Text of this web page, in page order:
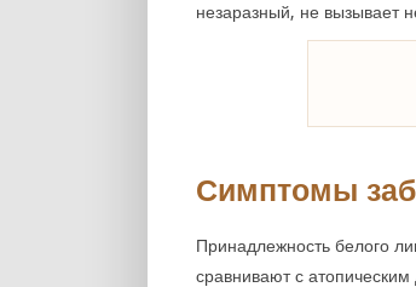
незаразный, не вызывает
Симптомы
Принадлежность белого
сравнивают с